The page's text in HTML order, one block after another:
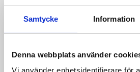
Samtycke Information
Denna webbplats använder
Vi använder enhetsidentifierare för
hög intensitet. För tävlingsinriktade
tekniskt avancerat koncept för den
limmade sömmar, råskurna avslut och
dig att ta din skidåkning till nästa nivå.